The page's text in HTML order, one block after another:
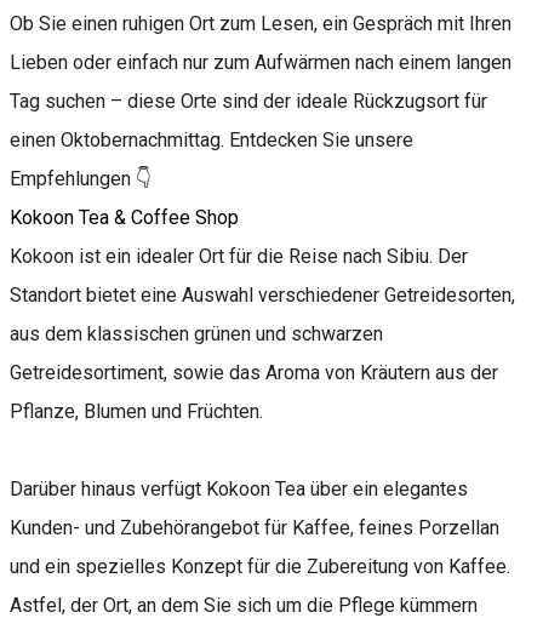
Ob Sie einen ruhigen Ort zum Lesen, ein Gespräch mit Ihren
Lieben oder einfach nur zum Aufwärmen nach einem langen
Tag suchen – diese Orte sind der ideale Rückzugsort für
einen Oktobernachmittag. Entdecken Sie unsere
Empfehlungen 👇
Kokoon Tea & Coffee Shop
Kokoon ist ein idealer Ort für die Reise nach Sibiu. Der
Standort bietet eine Auswahl verschiedener Getreidesorten,
aus dem klassischen grünen und schwarzen
Getreidesortiment, sowie das Aroma von Kräutern aus der
Pflanze, Blumen und Früchten.
Darüber hinaus verfügt Kokoon Tea über ein elegantes
Kunden- und Zubehörangebot für Kaffee, feines Porzellan
und ein spezielles Konzept für die Zubereitung von Kaffee.
Astfel, der Ort, an dem Sie sich um die Pflege kümmern